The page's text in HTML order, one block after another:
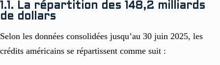
1.1. La répartition des 148,2 milliards
de dollars
Selon les données consolidées jusqu’au 30 juin 2025, les
crédits américains se répartissent comme suit :